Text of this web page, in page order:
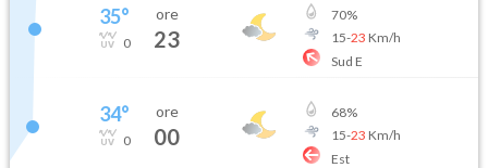
35°
0
ore
23
70%
15-23 Km/h
Sud E
34°
0
ore
00
68%
15-23 Km/h
Est